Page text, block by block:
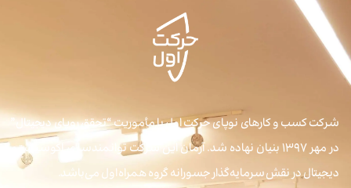
شرکت کسب و کارهای نوپای حرکت اول با مأموریت “تحقق رویای دیجیتال”
در مهر ۱۳۹۷ بنیان نهاده شد. آرمان این شرکت توانمندسازی اکوسیستم
دیجیتال در نقش سرمایه‌گذار جسورانه گروه همراه اول می‌باشد.